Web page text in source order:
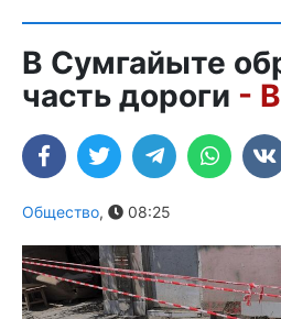
В Сумгайыте
часть дороги -
Общество, 08:25